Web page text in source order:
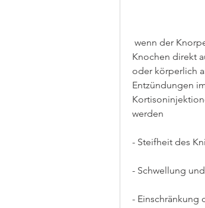
Knochen direkt
oder körperlich
Entzündungen
werden
- Steifheit des
- Schwellung
- Einschränkung